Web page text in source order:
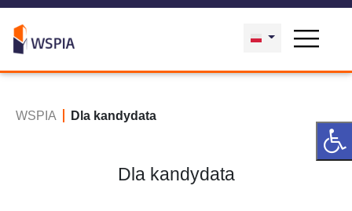
WSPIA Dla kandydata
Dla kandydata